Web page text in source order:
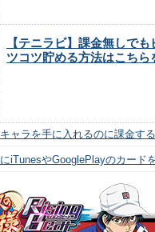
【テニラビ】課金無しで
ツコツ貯める方法はこちら
ャラを手に入れるのに課金す
にiTunesやGooglePlayのカード